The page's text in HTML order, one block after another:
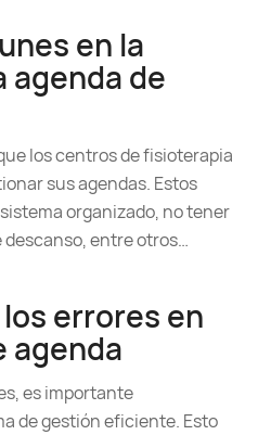
en la
agenda de
los centros de fisioterapia
sus agendas. Estos
organizado, no tener
entre otros…
errores en
agenda
es importante
de gestión eficiente. Esto